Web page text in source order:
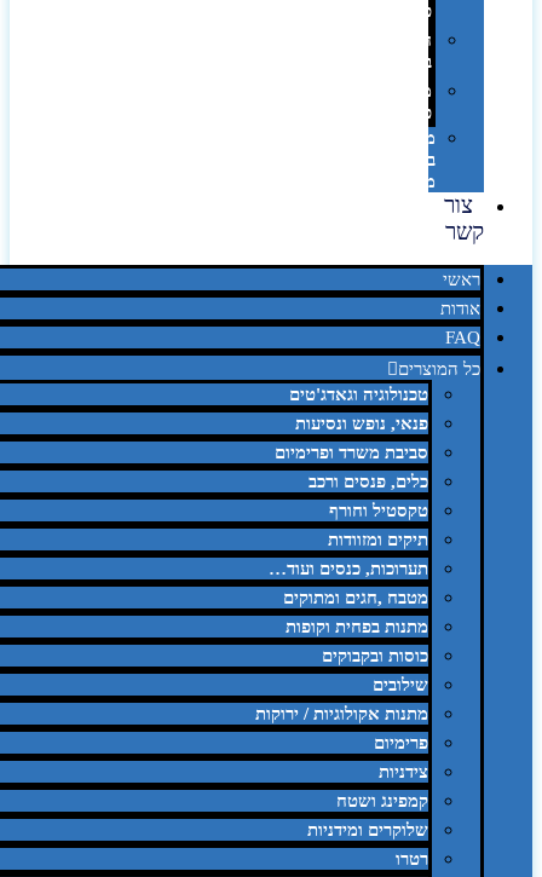
פרוצס
חריטה
בלייזר
מהו
פנטון?
מיתוג
באמצעות
מדבקות
צור
קשר
ראשי
אודות
FAQ
כל המוצרים
טכנולוגיה וגאדג'טים
פנאי, נופש ונסיעות
סביבת משרד ופרימיום
כלים, פנסים ורכב
טקסטיל וחורף
תיקים ומזוודות
תערוכות, כנסים ועוד…
מטבח ,חגים ומתוקים
מתנות בפחית וקופות
כוסות ובקבוקים
שילובים
מתנות אקולוגיות / ירוקות
פרימיום
צידניות
קמפינג ושטח
שלוקרים ומידניות
רטרו